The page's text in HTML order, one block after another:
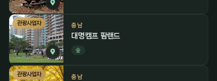
관광사업자 충남
대명캠프 팜랜드
숲
관광사업자 충남